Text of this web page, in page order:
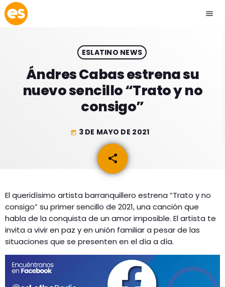
menu
EMISIÓN LA PAZ
play_arrow EMISIÓN COCHABAMBA
ACTUALIDAD
ESPECTÁCULOS
GEEKERS
MÚSICA
ENTRETENIMIENTO
PROGRAMACIÓN
INICIO
RADIO SPLENDID
CONTACTO
ESLATINO NEWS
Ándres Cabas estrena su
nuevo sencillo “Trato y no
consigo”
today 3 DE MAYO DE 2021
share
email
El queridísimo artista barranquillero estrena “Trato y no
consigo” su primer sencillo de 2021, una canción que
habla de la conquista de un amor imposible. El artista te
invita a vivir en paz y en unión familiar a pesar de las
situaciones que se presenten en el día a día.